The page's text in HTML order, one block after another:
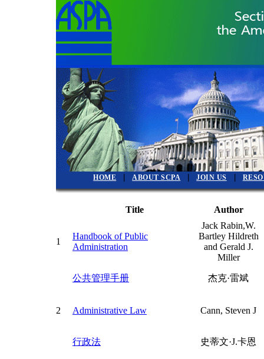
HOME |ABOUT SCPA |JOIN US
Title Author
1
Handbook of Public
Administration
Jack Rabin,W.
Bartley Hildreth
and Gerald J.
Miller
公共管理手册 杰克·雷斌
2 Administrative Law Cann, Steven J
行政法 史蒂文·J.卡恩